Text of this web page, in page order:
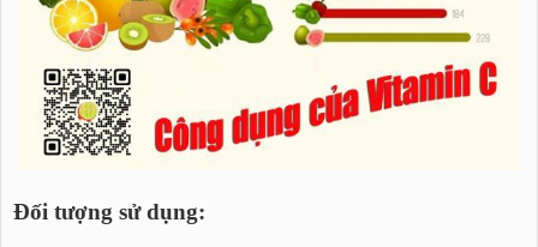
Đối tượng sử dụng: